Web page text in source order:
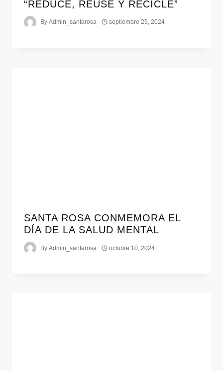
“REDUCE, REUSE Y RECICLE”
By Admin_santarosa septiembre 25, 2024
SANTA ROSA CONMEMORA EL
DÍA DE LA SALUD MENTAL
By Admin_santarosa octubre 10, 2024